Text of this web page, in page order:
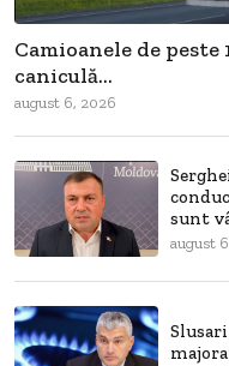
Camioanele de
caniculă...
august 6, 2026
sunt
august